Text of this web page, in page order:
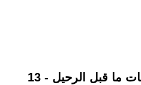
ما قبل الرحيل - 13